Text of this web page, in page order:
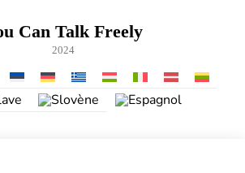
Can Talk Freely
2024